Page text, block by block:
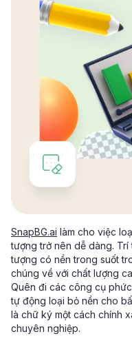
SnapBG.ai làm cho việc
tượng trở nên dễ dàng.
tượng có nền trong suốt
chúng về với chất lượng
Quên đi các công cụ
tự động loại bỏ nền cho
là chữ ký một cách chính
chuyên nghiệp.